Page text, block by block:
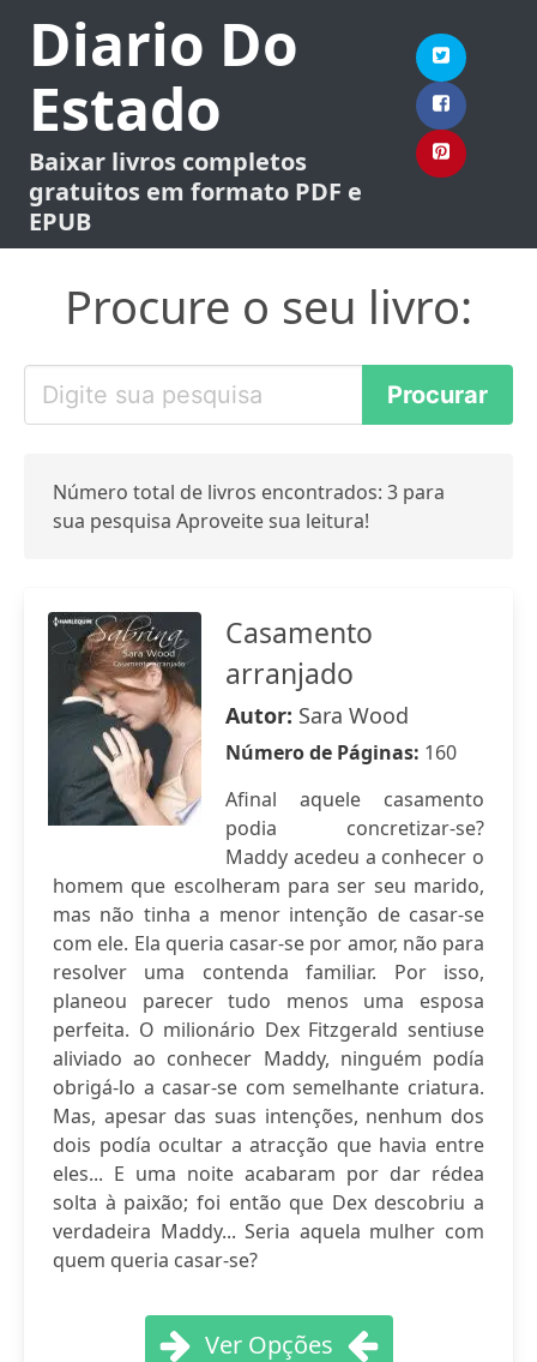
Diario Do
Estado
Baixar livros completos
gratuitos em formato PDF e
EPUB
Procure o seu livro:
Número total de livros encontrados: 3 para
sua pesquisa Aproveite sua leitura!
Casamento
arranjado
Autor: Sara Wood
Número de Páginas: 160
Afinal aquele casamento
podia concretizar-se?
Maddy acedeu a conhecer o
homem que escolheram para ser seu marido,
mas não tinha a menor intenção de casar-se
com ele. Ela queria casar-se por amor, não para
resolver uma contenda familiar. Por isso,
planeou parecer tudo menos uma esposa
perfeita. O milionário Dex Fitzgerald sentiuse
aliviado ao conhecer Maddy, ninguém podía
obrigá-lo a casar-se com semelhante criatura.
Mas, apesar das suas intenções, nenhum dos
dois podía ocultar a atracção que havia entre
eles... E uma noite acabaram por dar rédea
solta à paixão; foi então que Dex descobriu a
verdadeira Maddy... Seria aquela mulher com
quem queria casar-se?
Ver Opções